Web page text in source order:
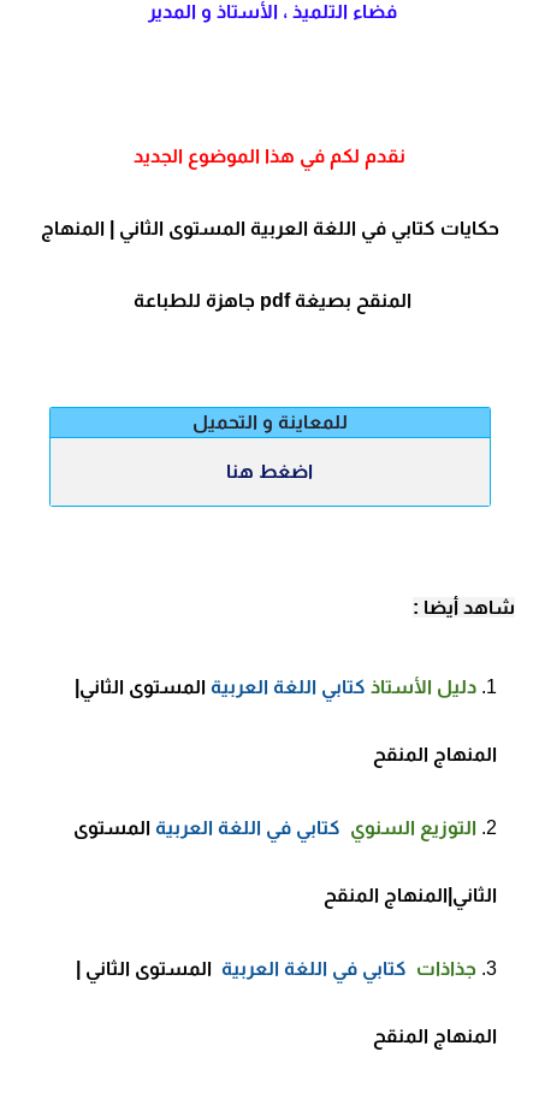
فضاء التلميذ ، الأستاذ و المدير
نقدم لكم في هذا الموضوع الجديد
حكايات كتابي في اللغة العربية المستوى الثاني | المنهاج
المنقح بصيغة pdf جاهزة للطباعة
للمعاينة و التحميل
اضغط هنا
شاهد أيضا :
دليل الأستاذ كتابي اللغة العربية المستوى الثاني
المنهاج المنقح
التوزيع السنوي كتابي في اللغة العربية المستوى
الثاني|المنهاج المنقح
جذاذات كتابي في اللغة العربية المستوى الثاني |
المنهاج المنقح